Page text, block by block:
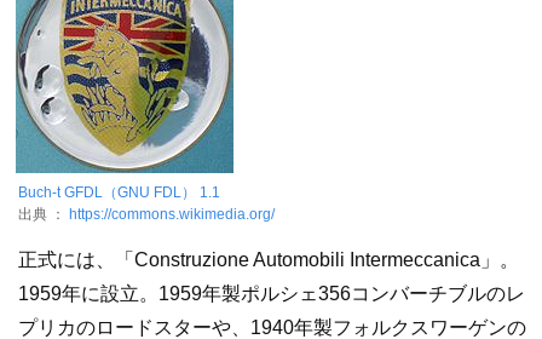
Buch-t GFDL（GNU FDL） 1.1
出典 ：
https://commons.wikimedia.org/
正式には、「Construzione Automobili Intermeccanica」。
1959年に設立。1959年製ポルシェ356コンバーチブルのレ
プリカのロードスターや、1940年製フォルクスワーゲンの